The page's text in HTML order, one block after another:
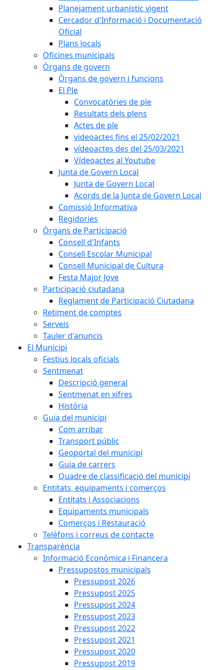
Planejament urbanístic vigent
Cercador d'Informació i Documentació
Oficial
Plans locals
Oficines municipals
Òrgans de govern
Òrgans de govern i funcions
El Ple
Convocatòries de ple
Resultats dels plens
Actes de ple
videoactes fins el 25/02/2021
vídeoactes des del 25/03/2021
Vídeoactes al Youtube
Junta de Govern Local
Junta de Govern Local
Acords de la Junta de Govern Local
Comissió Informativa
Regidories
Òrgans de Participació
Consell d'Infants
Consell Escolar Municipal
Consell Municipal de Cultura
Festa Major Jove
Participació ciutadana
Reglament de Participació Ciutadana
Retiment de comptes
Serveis
Tauler d'anuncis
El Municipi
Festius locals oficials
Sentmenat
Descripció general
Sentmenat en xifres
Història
Guia del municipi
Com arribar
Transport públic
Geoportal del municipi
Guia de carrers
Quadre de classificació del municipi
Entitats, equipaments i comerços
Entitats i Associacions
Equipaments municipals
Comerços i Restauració
Telèfons i correus de contacte
Transparència
Informació Econòmica i Financera
Pressupostos municipals
Pressupost 2026
Pressupost 2025
Pressupost 2024
Pressupost 2023
Pressupost 2022
Pressupost 2021
Pressupost 2020
Pressupost 2019